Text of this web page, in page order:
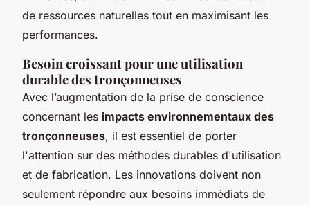
de ressources naturelles tout en maximisant les
performances.
Besoin croissant pour une utilisation
durable des tronçonneuses
Avec l’augmentation de la prise de conscience
concernant les impacts environnementaux des
tronçonneuses, il est essentiel de porter
l'attention sur des méthodes durables d'utilisation
et de fabrication. Les innovations doivent non
seulement répondre aux besoins immédiats de